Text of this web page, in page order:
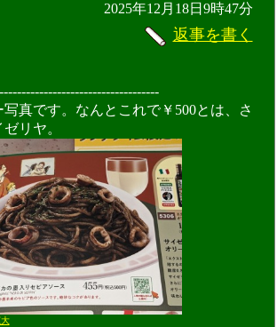
2025年12月18日9時47分
返事を書く
写真です。なんとこれで￥500とは、さ
リヤ。